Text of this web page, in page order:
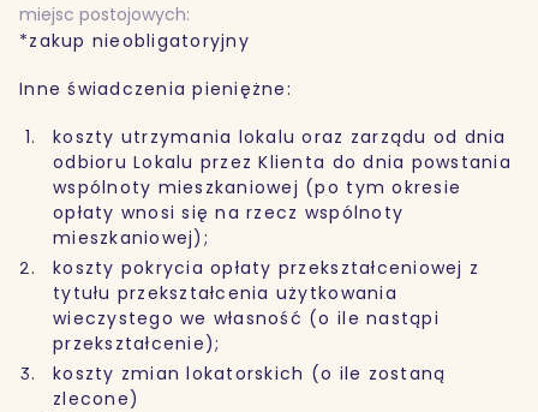
miejsc postojowych:
*zakup nieobligatoryjny
Inne świadczenia pieniężne:
koszty utrzymania lokalu oraz zarządu od dnia
odbioru Lokalu przez Klienta do dnia powstania
wspólnoty mieszkaniowej (po tym okresie
opłaty wnosi się na rzecz wspólnoty
mieszkaniowej);
koszty pokrycia opłaty przekształceniowej z
tytułu przekształcenia użytkowania
wieczystego we własność (o ile nastąpi
przekształcenie);
koszty zmian lokatorskich (o ile zostaną
zlecone)